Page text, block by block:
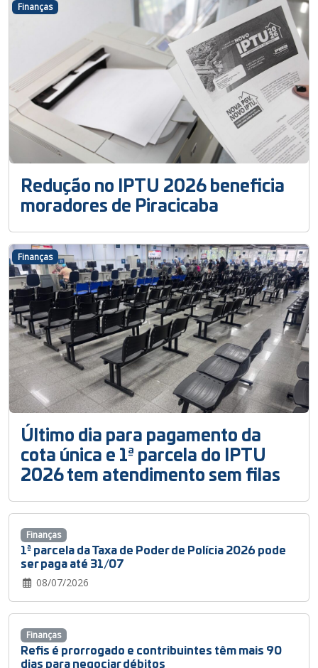
Redução no IPTU 2026 beneficia
moradores de Piracicaba
Finanças
Último dia para pagamento da
cota única e 1ª parcela do IPTU
2026 tem atendimento sem filas
Finanças
1ª parcela da Taxa de Poder de Polícia 2026 pode
ser paga até 31/07
08/07/2026
Finanças
Refis é prorrogado e contribuintes têm mais 90
dias para negociar débitos
Finanças